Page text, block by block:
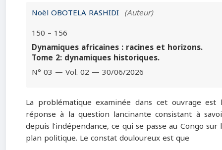
Noël OBOTELA RASHIDI (Auteur)
150 – 156
Dynamiques africaines : racines et horizons.
Tome 2: dynamiques historiques.
N° 03 — Vol. 02 — 30/06/2026
La problématique examinée dans cet ouvrage est
réponse à la question lancinante consistant à
depuis l’indépendance, ce qui se passe au Congo sur
plan politique. Le constat douloureux est que